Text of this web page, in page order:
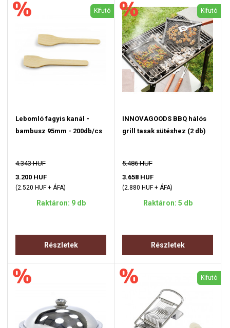
Kifutó
Lebomló fagyis kanál -
bambusz 95mm - 200db/cs
4.343 HUF
3.200 HUF
(2.520 HUF + ÁFA)
Raktáron: 9 db
Részletek
Kifutó
INNOVAGOODS BBQ hálós
grill tasak sütéshez (2 db)
5.486 HUF
3.658 HUF
(2.880 HUF + ÁFA)
Raktáron: 5 db
Részletek
Kifutó